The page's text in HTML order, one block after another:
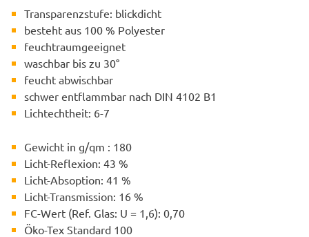
Transparenzstufe: blickdicht
besteht aus 100 % Polyester
feuchtraumgeeignet
waschbar bis zu 30°
feucht abwischbar
schwer entflammbar nach DIN 4102 B1
Lichtechtheit: 6-7
Gewicht in g/qm : 180
Licht-Reflexion: 43 %
Licht-Absoption: 41 %
Licht-Transmission: 16 %
FC-Wert (Ref. Glas: U = 1,6): 0,70
Öko-Tex Standard 100